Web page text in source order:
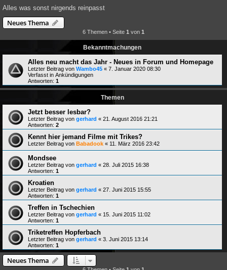
Alles was sonst nirgends reinpasst
Neues Thema
6 Themen • Seite 1 von 1
Bekanntmachungen
Alles neu macht das Jahr - Neues in Forum und Homepage
Letzter Beitrag von Wambo45 « 7. Januar 2020 08:30
Verfasst in Ankündigungen
Antworten: 1
Themen
Jetzt besser lesbar?
Letzter Beitrag von gerhard « 21. August 2016 21:21
Antworten: 2
Kennt hier jemand Filme mit Trikes?
Letzter Beitrag von Babadook « 11. März 2016 23:42
Mondsee
Letzter Beitrag von gerhard « 28. Juli 2015 16:38
Antworten: 1
Kroatien
Letzter Beitrag von gerhard « 27. Juni 2015 15:55
Antworten: 1
Treffen in Tschechien
Letzter Beitrag von gerhard « 15. Juni 2015 11:02
Antworten: 1
Triketreffen Hopferbach
Letzter Beitrag von gerhard « 3. Juni 2015 13:14
Antworten: 1
Neues Thema